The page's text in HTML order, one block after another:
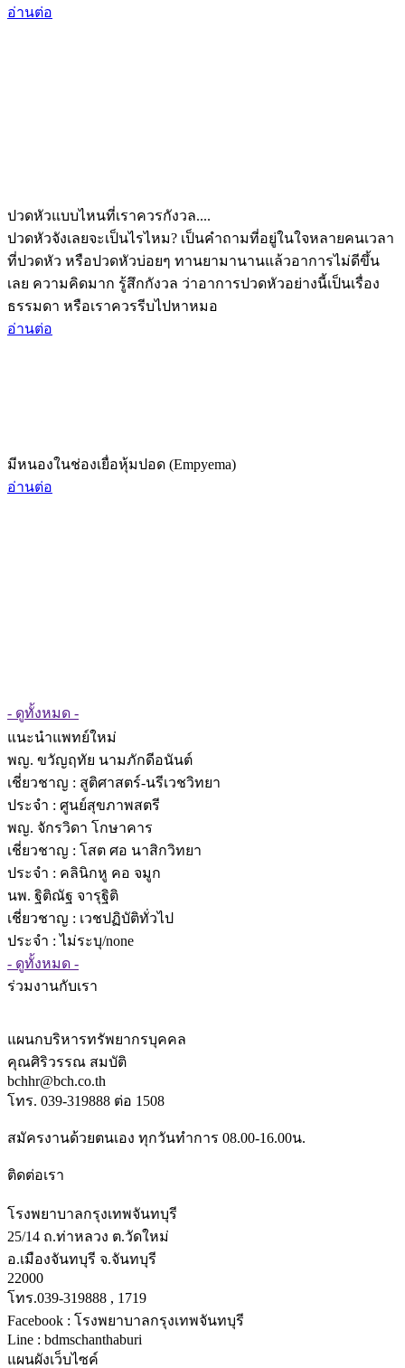
อ่านต่อ
ปวดหัวแบบไหนที่เราควรกังวล....
ปวดหัวจังเลยจะเป็นไรไหม? เป็นคำถามที่อยู่ในใจหลายคนเวลา
ที่ปวดหัว หรือปวดหัวบ่อยๆ ทานยามานานแล้วอาการไม่ดีขึ้น
เลย ความคิดมาก รู้สึกกังวล ว่าอาการปวดหัวอย่างนี้เป็นเรื่อง
ธรรมดา หรือเราควรรีบไปหาหมอ
อ่านต่อ
มีหนองในช่องเยื่อหุ้มปอด (Empyema)
อ่านต่อ
- ดูทั้งหมด -
แนะนำแพทย์ใหม่
พญ. ขวัญฤทัย นามภักดีอนันต์
เชี่ยวชาญ : สูติศาสตร์-นรีเวชวิทยา
ประจำ : ศูนย์สุขภาพสตรี
พญ. จักรวิดา โกษาคาร
เชี่ยวชาญ : โสต ศอ นาสิกวิทยา
ประจำ : คลินิกหู คอ จมูก
นพ. ฐิติณัฐ จารุฐิติ
เชี่ยวชาญ : เวชปฏิบัติทั่วไป
ประจำ : ไม่ระบุ/none
- ดูทั้งหมด -
ร่วมงานกับเรา
แผนกบริหารทรัพยากรบุคคล
คุณศิริวรรณ สมบัติ
bchhr@bch.co.th
โทร. 039-319888 ต่อ 1508
สมัครงานด้วยตนเอง ทุกวันทำการ 08.00-16.00น.
ติดต่อเรา
โรงพยาบาลกรุงเทพจันทบุรี
25/14 ถ.ท่าหลวง ต.วัดใหม่
อ.เมืองจันทบุรี จ.จันทบุรี
22000
โทร.039-319888 , 1719
Facebook : โรงพยาบาลกรุงเทพจันทบุรี
Line : bdmschanthaburi
แผนผังเว็บไซค์